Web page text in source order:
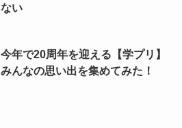
ない
今年で20周年を迎える【学プリ】
みんなの思い出を集めてみた！